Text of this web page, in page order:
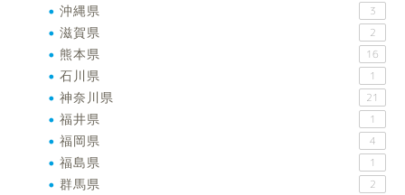
沖縄県 3
滋賀県 2
熊本県 16
石川県 1
神奈川県 21
福井県 1
福岡県 4
福島県 1
群馬県 2